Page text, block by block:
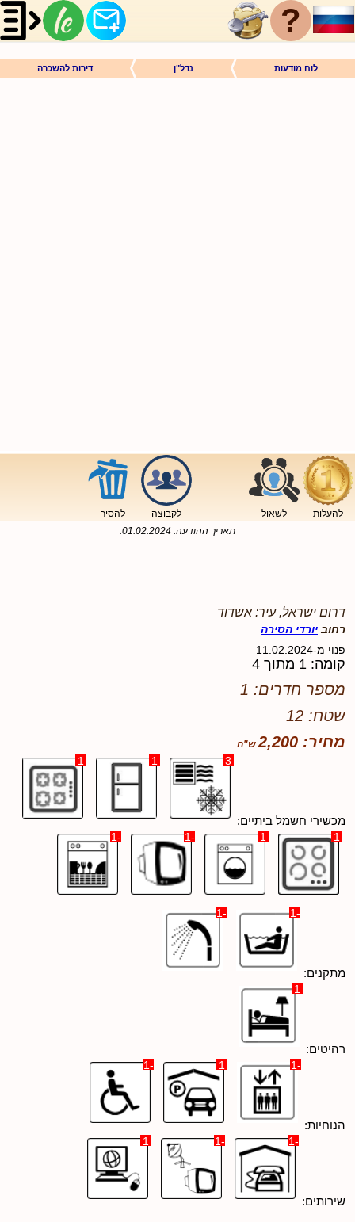
?
לוח מודעות נדל"ן דירות להשכרה
להעלות לשאול לקבוצה
להסיר
תאריך ההודעה: 01.02.2024
.
דרום ישראל, עיר: אשדוד
רחוב יורדי הסירה
פנוי מ-11.02.2024
קומה: 1 מתוך 4
מספר חדרים: 1
שטח: 12
מחיר: 2,200
מכשירי חשמל ביתיים:
3
1
1
1
1
-1
-1
מתקנים:
-1
-1
רהיטים:
1
הנוחיות:
-1
1
-1
שירותים:
-1
-1
1